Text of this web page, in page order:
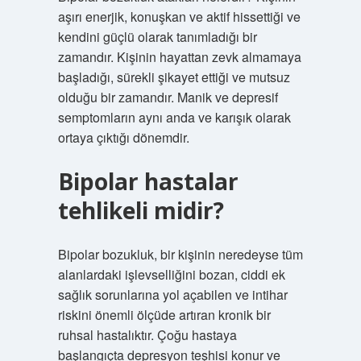
aşırı enerjik, konuşkan ve aktif hissettiği ve
kendini güçlü olarak tanımladığı bir
zamandır. Kişinin hayattan zevk almamaya
başladığı, sürekli şikayet ettiği ve mutsuz
olduğu bir zamandır. Manik ve depresif
semptomların aynı anda ve karışık olarak
ortaya çıktığı dönemdir.
Bipolar hastalar
tehlikeli midir?
Bipolar bozukluk, bir kişinin neredeyse tüm
alanlardaki işlevselliğini bozan, ciddi ek
sağlık sorunlarına yol açabilen ve intihar
riskini önemli ölçüde artıran kronik bir
ruhsal hastalıktır. Çoğu hastaya
başlangıçta depresyon teşhisi konur ve